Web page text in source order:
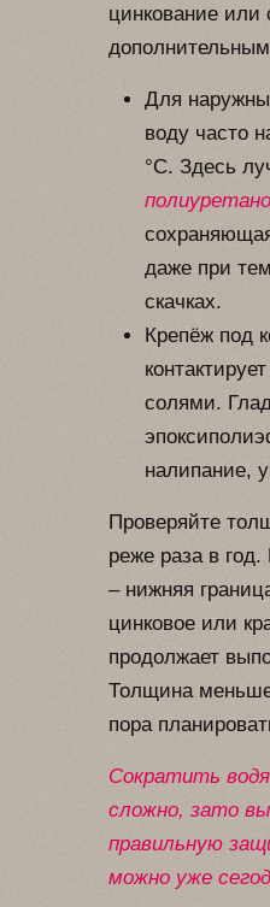
цинкование или
Для
воду часто
°C. Здесь
даже при
скачках.
Крепёж под
солями.
налипание,
Проверяйте
реже раза в
– нижняя
цинковое или
продолжает
Толщина меньше
пора
Сократить
сложно, зато
правильную
можно уже